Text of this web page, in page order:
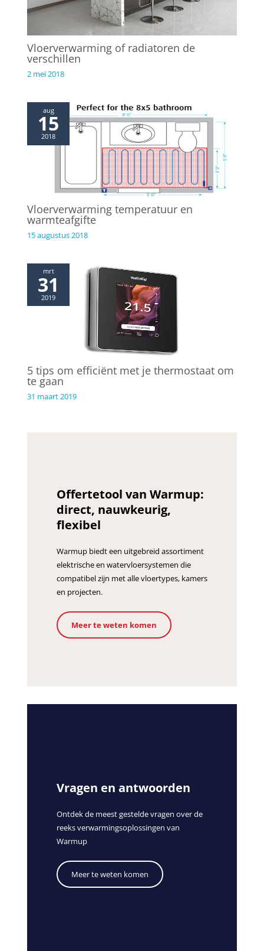
i
a
t
e
Vloerverwarming of radiatoren de
verschillen
2 mei 2018
aug
15
2018
Vloerverwarming temperatuur en
warmteafgifte
15 augustus 2018
mrt
31
2019
5 tips om efficiënt met je thermostaat om
te gaan
31 maart 2019
Offertetool van Warmup:
direct, nauwkeurig,
flexibel
Warmup biedt een uitgebreid assortiment
elektrische en watervloersystemen die
compatibel zijn met alle vloertypes, kamers
en projecten.
Meer te weten komen
Vragen en antwoorden
Ontdek de meest gestelde vragen over de
reeks verwarmingsoplossingen van
Warmup
Meer te weten komen